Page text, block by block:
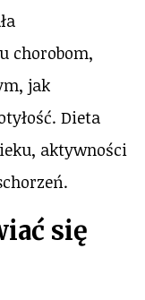
chorobom,
jak
Dieta
aktywności
się